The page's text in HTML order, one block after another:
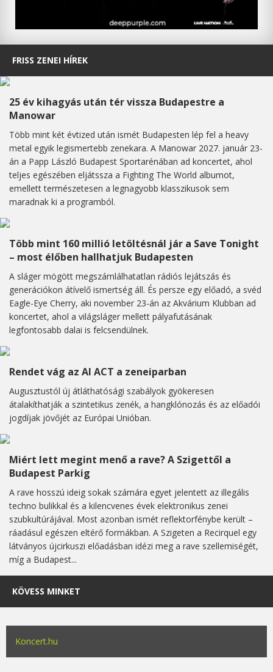
FRISS ZENEI HÍREK
25 év kihagyás után tér vissza Budapestre a
Manowar
Több mint két évtized után ismét Budapesten lép fel a heavy
metal egyik legismertebb zenekara. A Manowar 2027. január 23-
án a Papp László Budapest Sportarénában ad koncertet, ahol
teljes egészében eljátssza a Fighting The World albumot,
emellett természetesen a legnagyobb klasszikusok sem
maradnak ki a programból.
Több mint 160 millió letöltésnál jár a Save Tonight
– most élőben hallhatjuk Budapesten
A sláger mögött megszámlálhatatlan rádiós lejátszás és
generációkon átívelő ismertség áll. És persze egy előadó, a svéd
Eagle-Eye Cherry, aki november 23-án az Akvárium Klubban ad
koncertet, ahol a világsláger mellett pályafutásának
legfontosabb dalai is felcsendülnek.
Rendet vág az AI ACT a zeneiparban
Augusztustól új átláthatósági szabályok gyökeresen
átalakíthatják a szintetikus zenék, a hangklónozás és az előadói
jogdíjak jövőjét az Európai Unióban.
Miért lett megint menő a rave? A Szigettől a
Budapest Parkig
A rave hosszú ideig sokak számára egyet jelentett az illegális
techno bulikkal és a kilencvenes évek elektronikus zenei
szubkultúrájával. Most azonban ismét reflektorfénybe került –
ráadásul egészen eltérő formákban. A Szigeten a Recirquel egy
látványos újcirkuszi előadásban idézi meg a rave szellemiségét,
míg a Budapest...
KÖVESS MINKET
Koncert.hu